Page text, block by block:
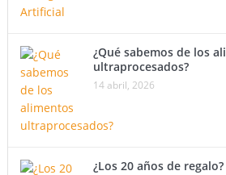
¿Qué sabemos de los
ultraprocesados?
14 abril, 2026
¿Los 20 años de